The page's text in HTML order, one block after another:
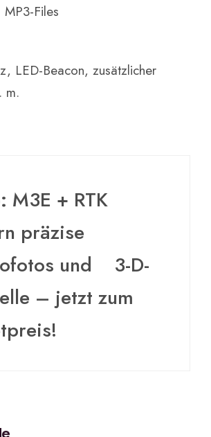
Files
LED-Beacon, zusätzlicher
m.
M3E + RTK
präzise
und 3-D-
– jetzt zum